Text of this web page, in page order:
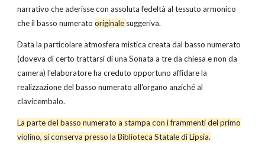
narrativo che aderisse con assoluta fe­deltà al tessuto armonico
che il basso numeratooriginale suggeriva.
Data la particolare atmosfera mistica creata dal basso numerato
(doveva di certo trattarsi di una Sonata a tre da chiesa e non da
camera) l'ela­boratore ha creduto opportuno affidare la
realizzazione del basso nu­merato all'organo anziché al
clavicembalo.
La parte deI basso numerato a stampa con i frammenti del primo
vio­lino, si conserva presso la Biblioteca Statale di Lipsia.